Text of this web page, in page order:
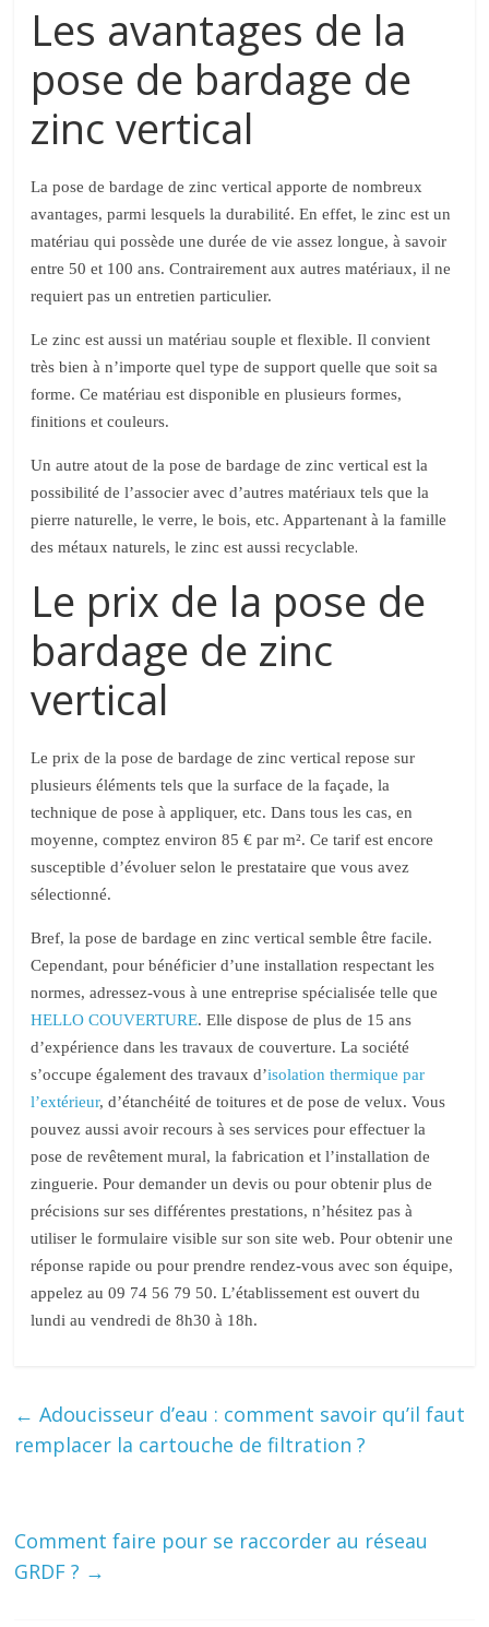
Les avantages de la
pose de bardage de
zinc vertical
La pose de bardage de zinc vertical apporte de nombreux
avantages, parmi lesquels la durabilité. En effet, le zinc est un
matériau qui possède une durée de vie assez longue, à savoir
entre 50 et 100 ans. Contrairement aux autres matériaux, il ne
requiert pas un entretien particulier.
Le zinc est aussi un matériau souple et flexible. Il convient
très bien à n’importe quel type de support quelle que soit sa
forme. Ce matériau est disponible en plusieurs formes,
finitions et couleurs.
Un autre atout de la pose de bardage de zinc vertical est la
possibilité de l’associer avec d’autres matériaux tels que la
pierre naturelle, le verre, le bois, etc. Appartenant à la famille
des métaux naturels, le zinc est aussi recyclable.
Le prix de la pose de
bardage de zinc
vertical
Le prix de la pose de bardage de zinc vertical repose sur
plusieurs éléments tels que la surface de la façade, la
technique de pose à appliquer, etc. Dans tous les cas, en
moyenne, comptez environ 85 € par m². Ce tarif est encore
susceptible d’évoluer selon le prestataire que vous avez
sélectionné.
Bref, la pose de bardage en zinc vertical semble être facile.
Cependant, pour bénéficier d’une installation respectant les
normes, adressez-vous à une entreprise spécialisée telle que
HELLO COUVERTURE. Elle dispose de plus de 15 ans
d’expérience dans les travaux de couverture. La société
s’occupe également des travaux d’isolation thermique par
l’extérieur, d’étanchéité de toitures et de pose de velux. Vous
pouvez aussi avoir recours à ses services pour effectuer la
pose de revêtement mural, la fabrication et l’installation de
zinguerie. Pour demander un devis ou pour obtenir plus de
précisions sur ses différentes prestations, n’hésitez pas à
utiliser le formulaire visible sur son site web. Pour obtenir une
réponse rapide ou pour prendre rendez-vous avec son équipe,
appelez au 09 74 56 79 50. L’établissement est ouvert du
lundi au vendredi de 8h30 à 18h.
← Adoucisseur d’eau : comment savoir qu’il faut
remplacer la cartouche de filtration ?
Comment faire pour se raccorder au réseau
GRDF ? →